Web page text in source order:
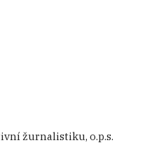
žurnalistiku, o.p.s.